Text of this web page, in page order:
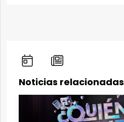
Noticias relacionadas